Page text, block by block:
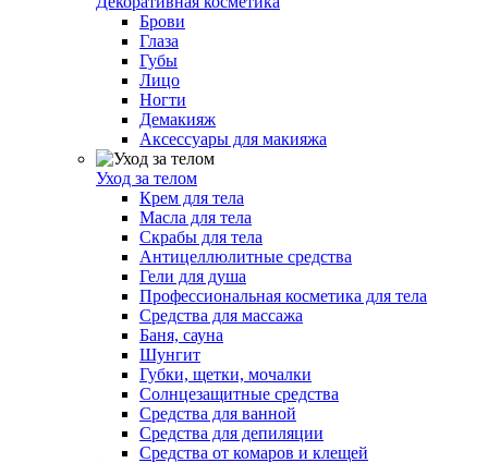
Брови
Глаза
Губы
Лицо
Ногти
Демакияж
Аксессуары для макияжа
Уход за телом
Крем для тела
Масла для тела
Скрабы для тела
Антицеллюлитные средства
Гели для душа
Профессиональная косметика для тела
Средства для массажа
Баня, сауна
Шунгит
Губки, щетки, мочалки
Солнцезащитные средства
Средства для ванной
Средства для депиляции
Средства от комаров и клещей